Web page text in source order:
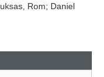
Rom; Daniel